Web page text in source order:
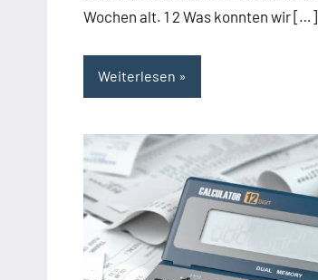
Wochen alt. 1 2 Was konnten wir […]
Weiterlesen